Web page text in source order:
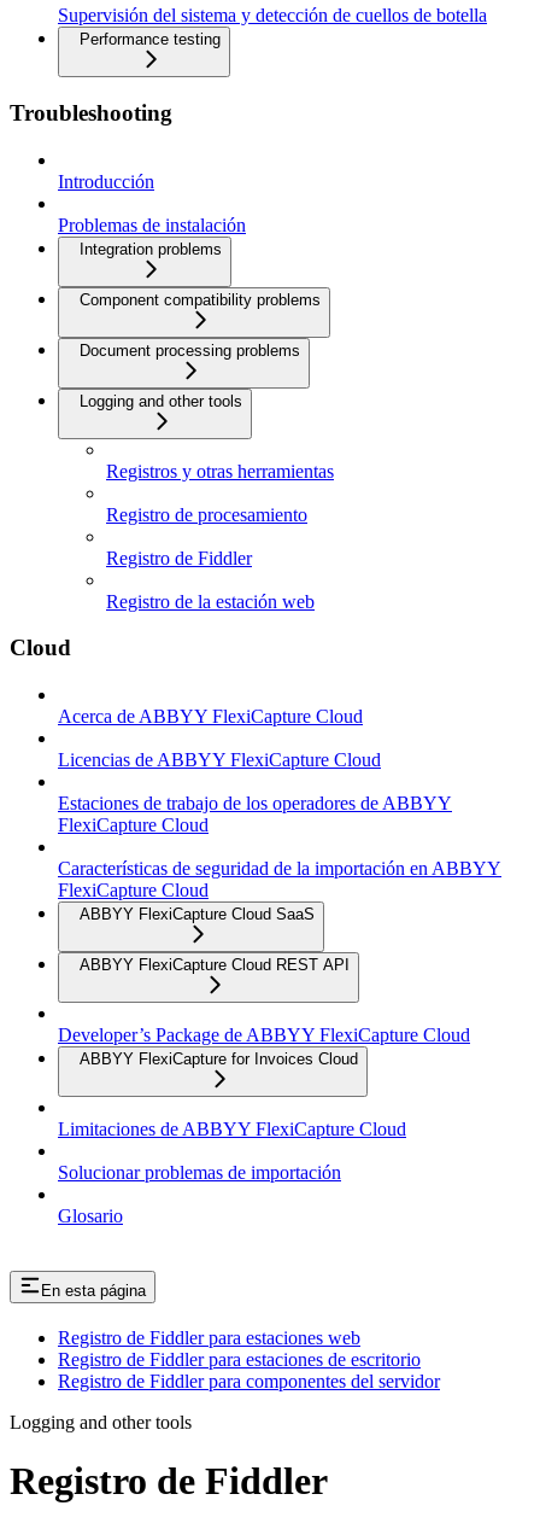
Supervisión del sistema y detección de cuellos de botella
Performance testing
Troubleshooting
Introducción
Problemas de instalación
Integration problems
Component compatibility problems
Document processing problems
Logging and other tools
Registros y otras herramientas
Registro de procesamiento
Registro de Fiddler
Registro de la estación web
Cloud
Acerca de ABBYY FlexiCapture Cloud
Licencias de ABBYY FlexiCapture Cloud
Estaciones de trabajo de los operadores de ABBYY
FlexiCapture Cloud
Características de seguridad de la importación en ABBYY
FlexiCapture Cloud
ABBYY FlexiCapture Cloud SaaS
ABBYY FlexiCapture Cloud REST API
Developer’s Package de ABBYY FlexiCapture Cloud
ABBYY FlexiCapture for Invoices Cloud
Limitaciones de ABBYY FlexiCapture Cloud
Solucionar problemas de importación
Glosario
En esta página
Registro de Fiddler para estaciones web
Registro de Fiddler para estaciones de escritorio
Registro de Fiddler para componentes del servidor
Logging and other tools
Registro de Fiddler